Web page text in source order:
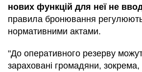
нових функцій для неї не
правила бронювання
нормативними актами.
"До оперативного резерву
зараховані громадяни, зокрема,